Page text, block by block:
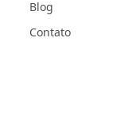
Blog
Contato